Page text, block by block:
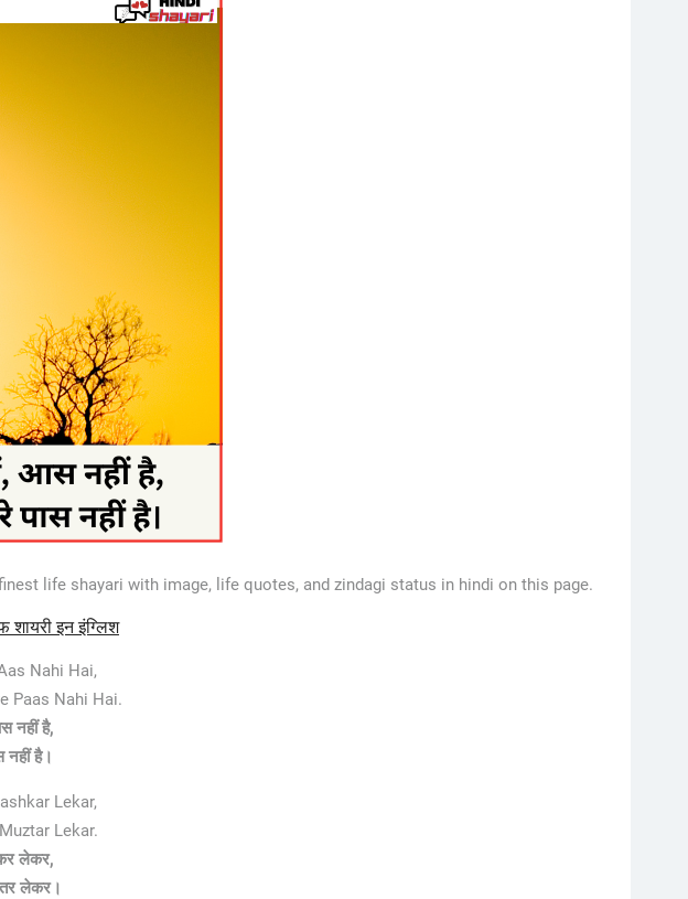
life shayari with image, life quotes, and zindagi status in hindi on this page.
इन इंग्लिश
Nahi Hai,
Paas Nahi Hai.
नहीं है,
नहीं है।
Lekar,
Lekar.
लेकर,
लेकर।